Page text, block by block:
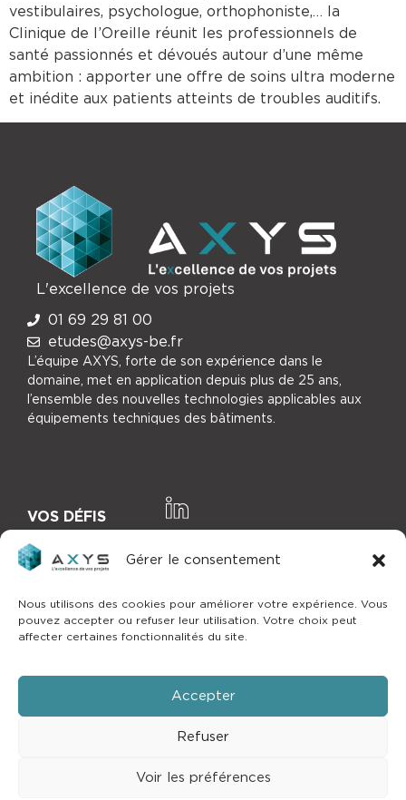
Gérer le consentement
Nous utilisons des cookies pour améliorer votre expérience. Vous
pouvez accepter ou refuser leur utilisation. Votre choix peut
affecter certaines fonctionnalités du site.
Accepter
Refuser
Voir les préférences
vestibulaires, psychologue, orthophoniste,… la
Clinique de l’Oreille réunit les professionnels de
santé passionnés et dévoués autour d’une même
ambition : apporter une offre de soins ultra moderne
et inédite aux patients atteints de troubles auditifs.
L'excellence de vos projets
01 69 29 81 00
etudes@axys-be.fr
L’équipe AXYS, forte de son expérience dans le
domaine, met en application depuis plus de 25 ans,
l’ensemble des nouvelles technologies applicables aux
équipements techniques des bâtiments.
VOS DÉFIS
NOTRE EXPERTISE
NOS RÉFÉRENCES
ACTUALITÉS
Copyright © 2025 by mlcom